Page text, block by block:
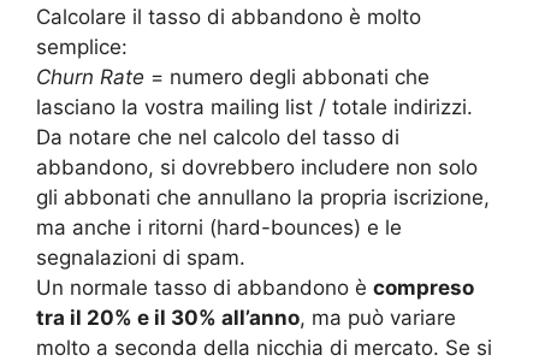
Calcolare il tasso di abbandono è molto
semplice:
Churn Rate = numero degli abbonati che
lasciano la vostra mailing list / totale indirizzi.
Da notare che nel calcolo del tasso di
abbandono, si dovrebbero includere non solo
gli abbonati che annullano la propria iscrizione,
ma anche i ritorni (hard-bounces) e le
segnalazioni di spam.
Un normale tasso di abbandono è compreso
tra il 20% e il 30% all’anno, ma può variare
molto a seconda della nicchia di mercato. Se si